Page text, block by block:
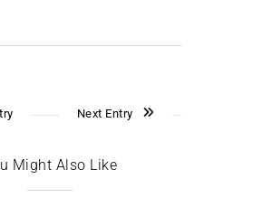
Next Entry
Might Also Like